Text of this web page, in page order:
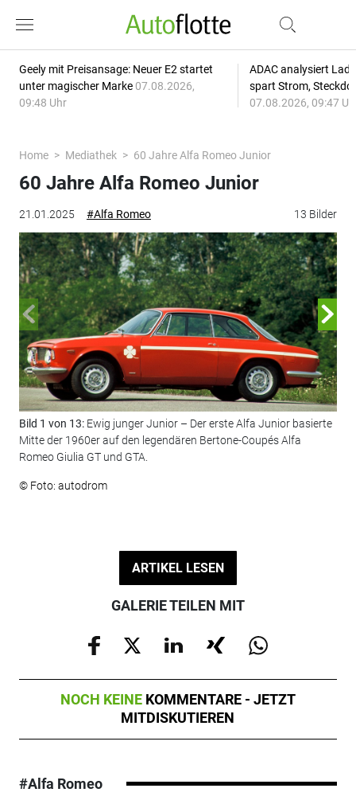
Geely mit Preisansage: Neuer E2 startet
unter magischer Marke 07.08.2026,
09:48 Uhr
ADAC analysiert
spart Strom,
07.08.2026, 09:47
Home Mediathek 60 Jahre Alfa Romeo Junior
21.01.2025 #Alfa Romeo 13 Bilder
60 Jahre Alfa Romeo Junior
Bild 1 von 13: Ewig junger Junior – Der erste Alfa Junior basierte
Mitte der 1960er auf den legendären Bertone-Coupés Alfa
Romeo Giulia GT und GTA.
© Foto: autodrom
ARTIKEL LESEN
GALERIE TEILEN MIT
NOCH KEINE KOMMENTARE - JETZT
MITDISKUTIEREN
#Alfa Romeo